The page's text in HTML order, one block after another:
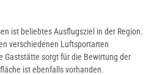
ist beliebtes Ausflugsziel in der Region.
verschiedenen Luftsportarten
Gaststätte sorgt für die Bewirtung der
ist ebenfalls vorhanden.